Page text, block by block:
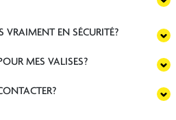
VRAIMENT EN SÉCURITÉ?
MES VALISES?